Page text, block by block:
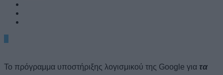
Το πρόγραμμα υποστήριξης λογισμικού της Google για τα